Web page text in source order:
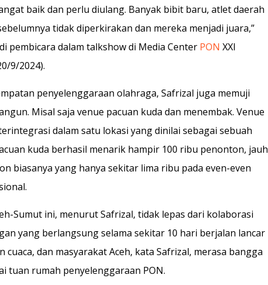
baik dan perlu diulang. Banyak bibit baru, atlet daerah
tidak diperkirakan dan mereka menjadi juara,”
pembicara dalam talkshow di Media Center PON XXI
9/2024).
penyelenggaraan olahraga, Safrizal juga memuji
Misal saja venue pacuan kuda dan menembak. Venue
dalam satu lokasi yang dinilai sebagai sebuah
kuda berhasil menarik hampir 100 ribu penonton, jauh
biasanya yang hanya sekitar lima ribu pada even-even
Sumut ini, menurut Safrizal, tidak lepas dari kolaborasi
yang berlangsung selama sekitar 10 hari berjalan lancar
cuaca, dan masyarakat Aceh, kata Safrizal, merasa bangga
tuan rumah penyelenggaraan PON.